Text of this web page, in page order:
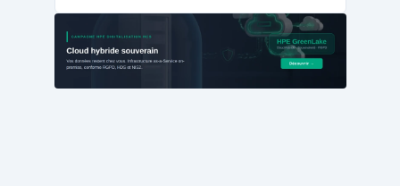
en œuvre des initiatives durables, afin
d'atteindre des objectifs
environnementaux.L'interface de OnePlan ...